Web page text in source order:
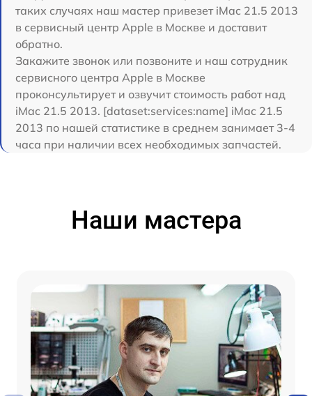
таких случаях наш мастер привезет iMac 21.5 2013
в сервисный центр Apple в Москве и доставит
обратно.
Закажите звонок или позвоните и наш сотрудник
сервисного центра Apple в Москве
проконсультирует и озвучит стоимость работ над
iMac 21.5 2013. [dataset:services:name] iMac 21.5
2013 по нашей статистике в среднем занимает 3-4
часа при наличии всех необходимых запчастей.
Наши мастера